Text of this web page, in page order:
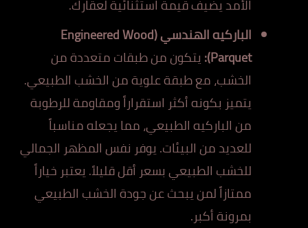
الأمد يضيف قيمة استثنائية لعقارك.
الباركيه الهندسي (Engineered Wood
Parquet): يتكون من طبقات متعددة من
الخشب، مع طبقة علوية من الخشب الطبيعي.
يتميز بكونه أكثر استقراراً ومقاومة للرطوبة
من الباركيه الطبيعي، مما يجعله مناسباً
للعديد من البيئات. يوفر نفس المظهر الجمالي
للخشب الطبيعي بسعر أقل قليلاً. يعتبر خياراً
ممتازاً لمن يبحث عن جودة الخشب الطبيعي
بمرونة أكبر.